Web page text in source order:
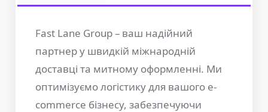
Fast Lane Group – ваш надійний
партнер у швидкій міжнародній
доставці та митному оформленні. Ми
оптимізуємо логістику для вашого e-
commerce бізнесу, забезпечуючи